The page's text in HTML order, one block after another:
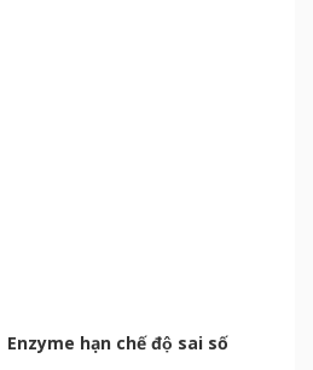
Enzyme hạn chế độ sai số